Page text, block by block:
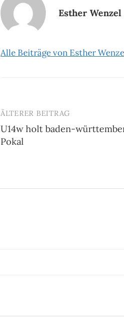
Esther Wenzel
Alle Beiträge von Esther
Beitrags-
Navigation
ÄLTERER BEITRAG
U14w holt baden-
Pokal